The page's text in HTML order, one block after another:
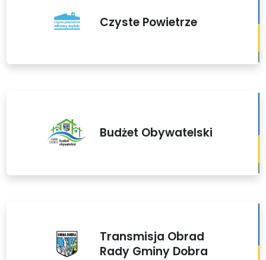
Czyste Powietrze
Budżet Obywatelski
Transmisja Obrad
Rady Gminy Dobra